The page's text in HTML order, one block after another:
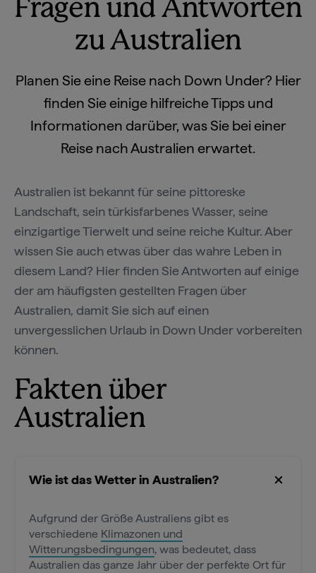
Fragen und Antworten
zu Australien
Planen Sie eine Reise nach Down Under? Hier
finden Sie einige hilfreiche Tipps und
Informationen darüber, was Sie bei einer
Reise nach Australien erwartet.
Australien ist bekannt für seine pittoreske
Landschaft, sein türkisfarbenes Wasser, seine
einzigartige Tierwelt und seine reiche Kultur. Aber
wissen Sie auch etwas über das wahre Leben in
diesem Land? Hier finden Sie Antworten auf einige
der am häufigsten gestellten Fragen über
Australien, damit Sie sich auf einen
unvergesslichen Urlaub in Down Under vorbereiten
können.
Fakten über
Australien
Wie ist das Wetter in Australien?
Aufgrund der Größe Australiens gibt es
verschiedene Klimazonen und
Witterungsbedingungen, was bedeutet, dass
Australien das ganze Jahr über der perfekte Ort für